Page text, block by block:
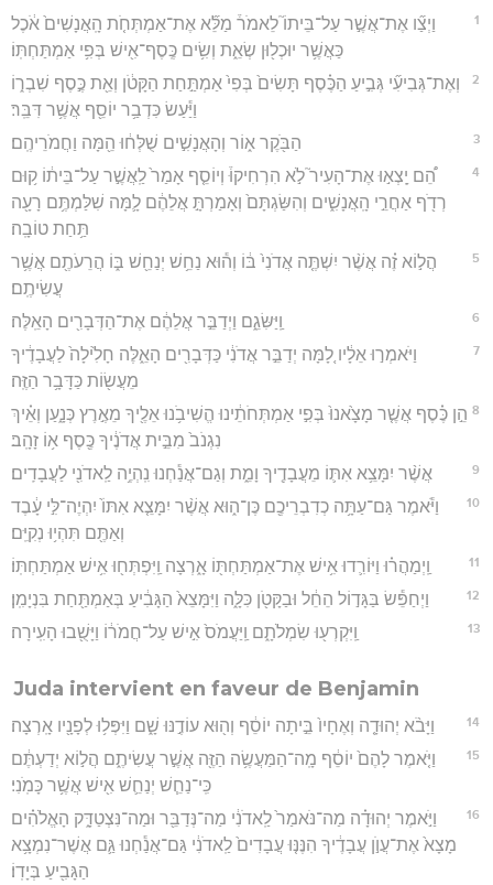
1
וַיְצַ֞ו אֶת־אֲשֶׁ֣ר עַל־בֵּיתוֹ֮ לֵאמֹר֒ מַלֵּ֞א אֶת־אַמְתְּחֹ֤ת הָֽאֲנָשִׁים֙ אֹ֔כֶל
כַּאֲשֶׁ֥ר יוּכְל֖וּן שְׂאֵ֑ת וְשִׂ֥ים כֶּֽסֶף־אִ֖ישׁ בְּפִ֥י אַמְתַּחְתּֽוֹ׃
2
וְאֶת־גְּבִיעִ֞י גְּבִ֣יעַ הַכֶּ֗סֶף תָּשִׂים֙ בְּפִי֙ אַמְתַּ֣חַת הַקָּטֹ֔ן וְאֵ֖ת כֶּ֣סֶף שִׁבְר֑וֹ
וַיַּ֕עַשׂ כִּדְבַ֥ר יוֹסֵ֖ף אֲשֶׁ֥ר דִּבֵּֽר׃
3 הַבֹּ֖קֶר א֑וֹר וְהָאֲנָשִׁ֣ים שֻׁלְּח֔וּ הֵ֖מָּה וַחֲמֹרֵיהֶֽם׃
4
הֵ֠ם יָֽצְא֣וּ אֶת־הָעִיר֮ לֹ֣א הִרְחִיקוּ֒ וְיוֹסֵ֤ף אָמַר֙ לַֽאֲשֶׁ֣ר עַל־בֵּית֔וֹ ק֥וּם
רְדֹ֖ף אַחֲרֵ֣י הָֽאֲנָשִׁ֑ים וְהִשַּׂגְתָּם֙ וְאָמַרְתָּ֣ אֲלֵהֶ֔ם לָ֛מָּה שִׁלַּמְתֶּ֥ם רָעָ֖ה
תַּ֥חַת טוֹבָֽה׃
5
הֲל֣וֹא זֶ֗ה אֲשֶׁ֨ר יִשְׁתֶּ֤ה אֲדֹנִי֙ בּ֔וֹ וְה֕וּא נַחֵ֥שׁ יְנַחֵ֖שׁ בּ֑וֹ הֲרֵעֹתֶ֖ם אֲשֶׁ֥ר
עֲשִׂיתֶֽם׃
6 וַֽיַּשִּׂגֵ֑ם וַיְדַבֵּ֣ר אֲלֵהֶ֔ם אֶת־הַדְּבָרִ֖ים הָאֵֽלֶּה׃
7
וַיֹּאמְר֣וּ אֵלָ֔יו לָ֚מָּה יְדַבֵּ֣ר אֲדֹנִ֔י כַּדְּבָרִ֖ים הָאֵ֑לֶּה חָלִ֙ילָה֙ לַעֲבָדֶ֔יךָ
מֵעֲשׂ֖וֹת כַּדָּבָ֥ר הַזֶּֽה׃
8 הֵ֣ן כֶּ֗סֶף אֲשֶׁ֤ר מָצָ֙אנוּ֙ בְּפִ֣י אַמְתְּחֹתֵ֔ינוּ הֱשִׁיבֹ֥נוּ אֵלֶ֖יךָ מֵאֶ֣רֶץ כְּנָ֑עַן וְאֵ֗יךְ
נִגְנֹב֙ מִבֵּ֣ית אֲדֹנֶ֔יךָ כֶּ֖סֶף א֥וֹ זָהָֽב׃
9 אֲשֶׁ֨ר יִמָּצֵ֥א אִתּ֛וֹ מֵעֲבָדֶ֖יךָ וָמֵ֑ת וְגַם־אֲנַ֕חְנוּ נִֽהְיֶ֥ה לַֽאדֹנִ֖י לַעֲבָדִֽים׃
10
וַיֹּ֕אמֶר גַּם־עַתָּ֥ה כְדִבְרֵיכֶ֖ם כֶּן־ה֑וּא אֲשֶׁ֨ר יִמָּצֵ֤א אִתּוֹ֙ יִהְיֶה־לִּ֣י עָ֔בֶד
וְאַתֶּ֖ם תִּהְי֥וּ נְקִיִּֽם׃
11 וַֽיְמַהֲר֗וּ וַיּוֹרִ֛דוּ אִ֥ישׁ אֶת־אַמְתַּחְתּ֖וֹ אָ֑רְצָה וַֽיִּפְתְּח֖וּ אִ֥ישׁ אַמְתַּחְתּֽוֹ׃
12 וַיְחַפֵּ֕שׂ בַּגָּד֣וֹל הֵחֵ֔ל וּבַקָּטֹ֖ן כִּלָּ֑ה וַיִּמָּצֵא֙ הַגָּבִ֔יעַ בְּאַמְתַּ֖חַת בִּנְיָמִֽן׃
13 וַֽיִּקְרְע֖וּ שִׂמְלֹתָ֑ם וַֽיַּעֲמֹס֙ אִ֣ישׁ עַל־חֲמֹר֔וֹ וַיָּשֻׁ֖בוּ הָעִֽירָה׃
Juda intervient en faveur de Benjamin
14 וַיָּבֹ֨א יְהוּדָ֤ה וְאֶחָיו֙ בֵּ֣יתָה יוֹסֵ֔ף וְה֖וּא עוֹדֶ֣נּוּ שָׁ֑ם וַיִּפְּל֥וּ לְפָנָ֖יו אָֽרְצָה׃
15
וַיֹּ֤אמֶר לָהֶם֙ יוֹסֵ֔ף מָֽה־הַמַּעֲשֶׂ֥ה הַזֶּ֖ה אֲשֶׁ֣ר עֲשִׂיתֶ֑ם הֲל֣וֹא יְדַעְתֶּ֔ם
כִּֽי־נַחֵ֧שׁ יְנַחֵ֛שׁ אִ֖ישׁ אֲשֶׁ֥ר כָּמֹֽנִי׃
16
וַיֹּ֣אמֶר יְהוּדָ֗ה מַה־נֹּאמַר֙ לַֽאדֹנִ֔י מַה־נְּדַבֵּ֖ר וּמַה־נִּצְטַדָּ֑ק הָאֱלֹהִ֗ים
מָצָא֙ אֶת־עֲוֺ֣ן עֲבָדֶ֔יךָ הִנֶּנּ֤וּ עֲבָדִים֙ לַֽאדֹנִ֔י גַּם־אֲנַ֕חְנוּ גַּ֛ם אֲשֶׁר־נִמְצָ֥א
הַגָּבִ֖יעַ בְּיָדֽוֹ׃